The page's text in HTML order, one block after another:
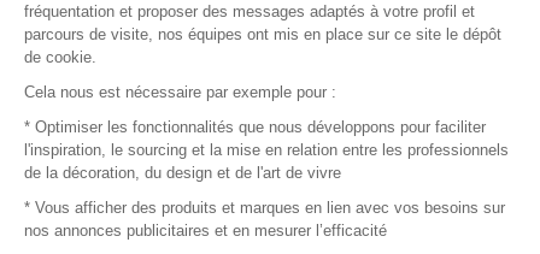
© 2016 –Organisation SAFI
Recrutement
fréquentation et proposer des messages adaptés à votre profil et
parcours de visite, nos équipes ont mis en place sur ce site le dépôt
de cookie.
Cela nous est nécessaire par exemple pour :
* Optimiser les fonctionnalités que nous développons pour faciliter
l'inspiration, le sourcing et la mise en relation entre les professionnels
de la décoration, du design et de l'art de vivre
* Vous afficher des produits et marques en lien avec vos besoins sur
nos annonces publicitaires et en mesurer l’efficacité